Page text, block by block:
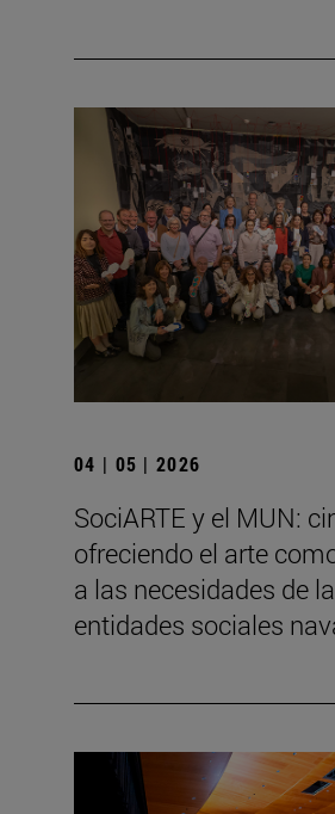
04 | 05 | 2026
SociARTE y el MUN:
ofreciendo el arte
a las necesidades de
entidades sociales